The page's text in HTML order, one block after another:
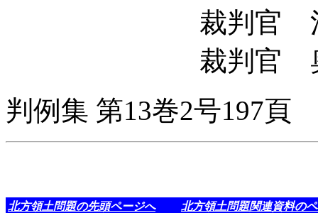
裁判官 河
裁判官 奥
判例集 第13巻2号197頁
北方領土問題の先頭ページへ 北方領土問題関連資料の